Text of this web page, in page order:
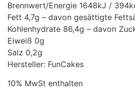
Brennwert/Energie 1648kJ /
Fett 4,7g – davon gesättigte
Kohlenhydrate 86,4g – davon
Eiweiß 0g
Salz 0,2g
Hersteller: FunCakes
10% MwSt enthalten